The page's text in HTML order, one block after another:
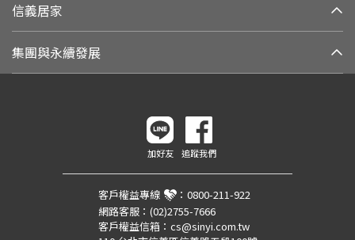
信義居家
集團與永續發展
加好友 追蹤我們
客戶權益專線 ： 0800-211-922
網路客服： (02)2755-7666
客戶權益信箱： cs@sinyi.com.tw